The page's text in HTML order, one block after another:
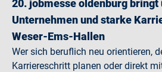
20. jobmesse oldenburg bringt
Unternehmen und starke
Weser-Ems-Hallen
Wer sich beruflich neu orientieren,
Karriereschritt planen oder direkt